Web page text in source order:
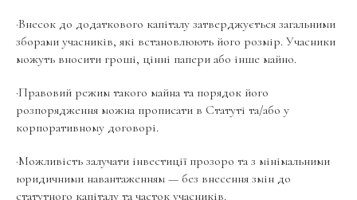
·Внесок до додаткового капіталу затверджується загальними
зборами учасників, які встановлюють його розмір. Учасники
можуть вносити гроші, цінні папери або інше майно.
·Правовий режим такого майна та порядок його
розпорядження можна прописати в Статуті та/або у
корпоративному договорі.
·Можливість залучати інвестиції прозоро та з мінімальними
юридичними навантаженням — без внесення змін до
статутного капіталу та часток учасників.